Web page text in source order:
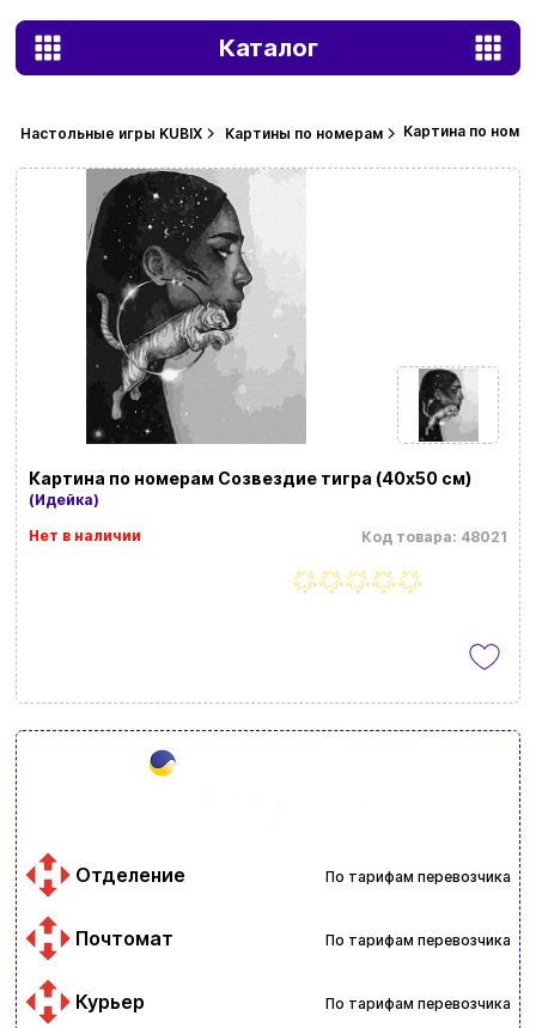
Каталог
Настольные игры KUBIX Картины по номерам Картина по
Картина по номерам Созвездие тигра (40х50 см)
(Идейка)
Код товара: 48021
Нет в наличии
Отделение По тарифам перевозчика
Почтомат По тарифам перевозчика
Курьер По тарифам перевозчика